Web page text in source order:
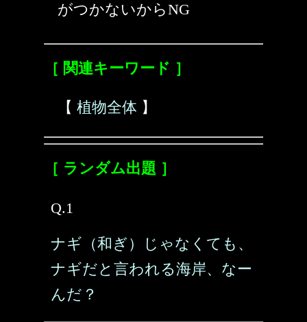
がつかないからNG
［ 関連キーワード ］
【 植物全体 】
［ ランダム出題 ］
Q.1
ナギ（和ぎ）じゃなくても、
ナギだと言われる海岸、なー
んだ？